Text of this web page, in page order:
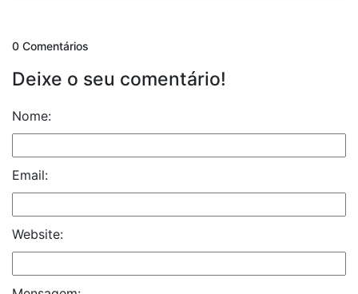
0 Comentários
Deixe o seu comentário!
Nome:
Email:
Website: